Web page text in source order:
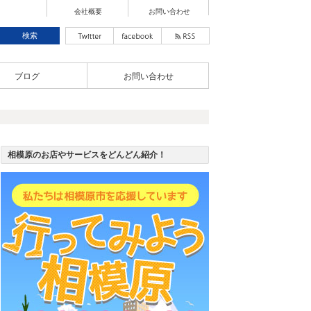
会社概要 お問い合わせ
ブログ お問い合わせ
相模原のお店やサービスをどんどん紹介！